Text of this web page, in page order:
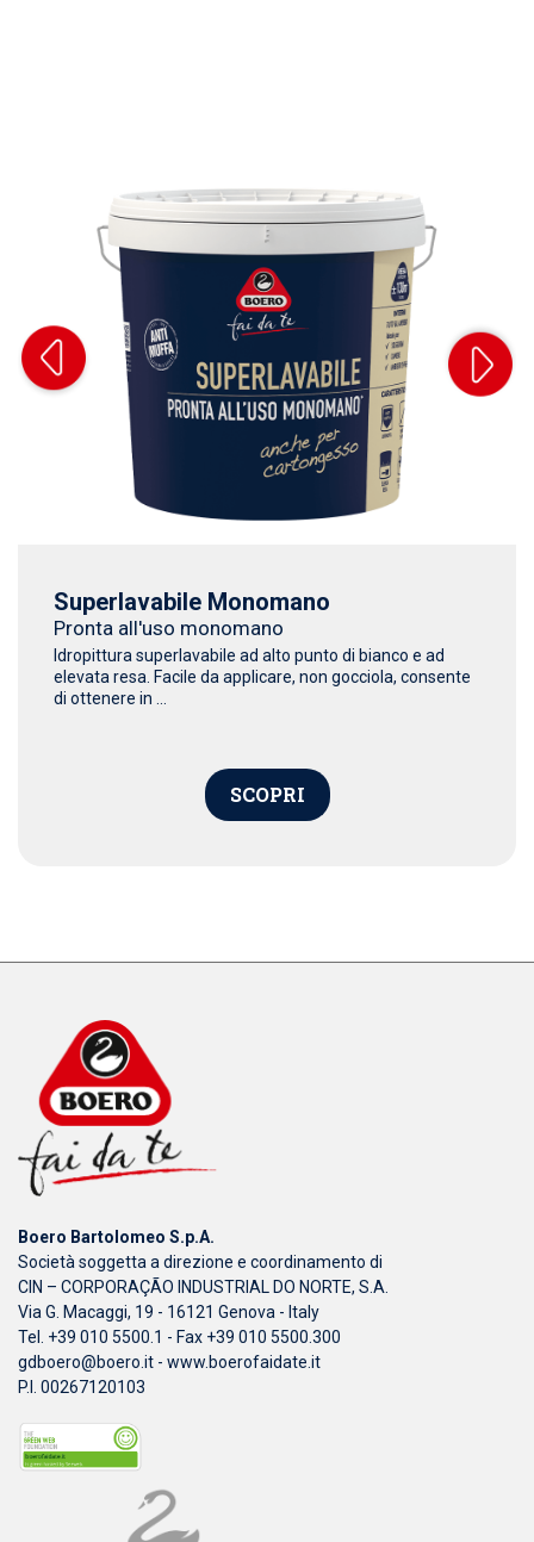
Superlavabile Monomano
Pronta all'uso monomano
Idropittura superlavabile ad alto punto di bianco e ad
elevata resa. Facile da applicare, non gocciola, consente
di ottenere in ...
SCOPRI
Boero Bartolomeo S.p.A.
Società soggetta a direzione e coordinamento di
CIN – CORPORAÇÃO INDUSTRIAL DO NORTE, S.A.
Via G. Macaggi, 19 - 16121 Genova - Italy
Tel. +39 010 5500.1 - Fax +39 010 5500.300
gdboero@boero.it - www.boerofaidate.it
P.I. 00267120103